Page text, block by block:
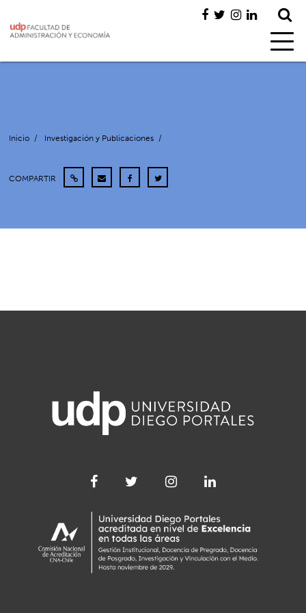
Inicio / Investigación y Publicaciones /
COMPARTIR